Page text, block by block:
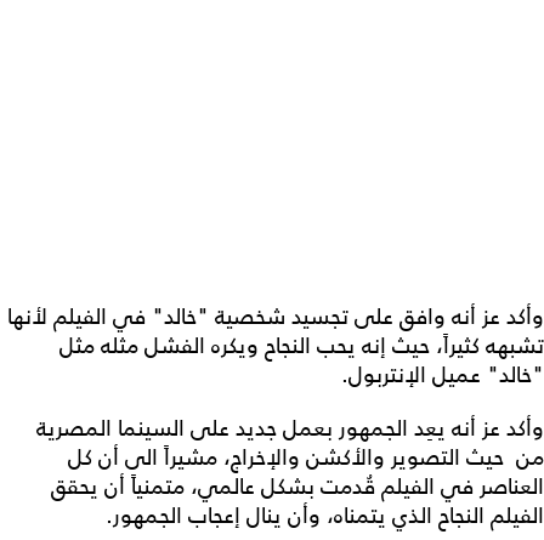
وأكد عز أنه وافق على تجسيد شخصية "خالد" في الفيلم لأنها
تشبهه كثيراً، حيث إنه يحب النجاح ويكره الفشل مثله مثل
"خالد" عميل الإنتربول.
وأكد عز أنه يعِد الجمهور بعمل جديد على السينما المصرية
من حيث التصوير والأكشن والإخراج، مشيراً الى أن كل
العناصر في الفيلم قُدمت بشكل عالمي، متمنياً أن يحقق
الفيلم النجاح الذي يتمناه، وأن ينال إعجاب الجمهور.